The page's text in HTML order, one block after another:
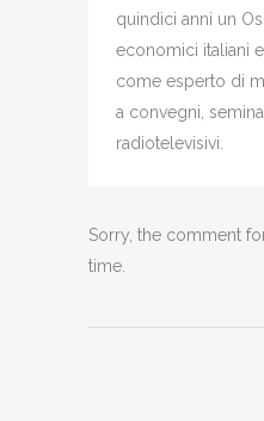
quindici anni un
economici italiani
come esperto di
a convegni,
radiotelevisivi.
Sorry, the comment
time.